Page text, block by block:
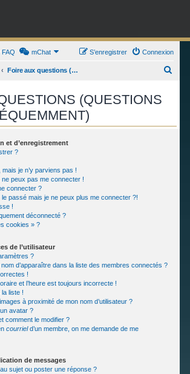
FORUM
BOUTIQUE
FAQ mChat Connexion
S’enregistrer
Foire aux questions (Questions posées fréquemment)
e
(QUESTIONS
et d’enregistrement
?
je n’y parviens pas !
peux pas me connecter !
connecter ?
passé mais je ne peux plus me connecter ?!
!
déconnecté ?
cookies » ?
de l’utilisateur
?
d’apparaître dans la liste des membres connectés ?
!
et l’heure est toujours incorrecte !
la liste !
à proximité de mon nom d’utilisateur ?
avatar ?
comment le modifier ?
courrield’un membre, on me demande de me
de messages
sujet ou poster une réponse ?